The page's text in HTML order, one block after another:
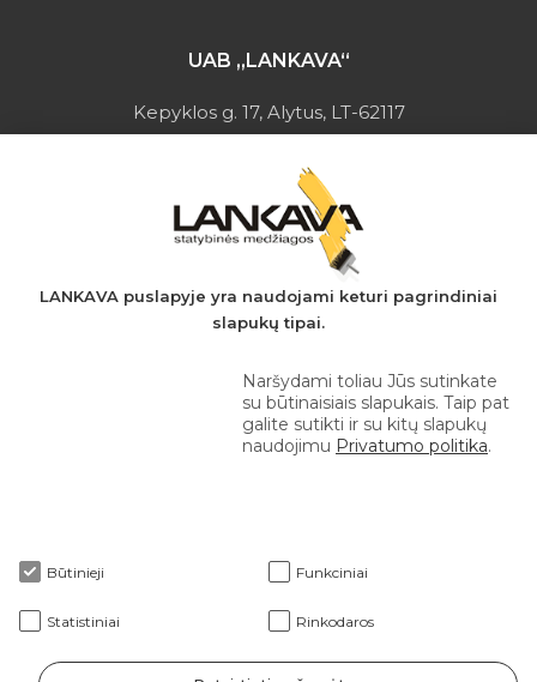
UAB „LANKAVA“
Kepyklos g. 17, Alytus, LT-62117
Įmonės kodas: 149728275
PVM mokėtojo kodas: LT497282716
A.s.: LT037044060001923651
AB SEB bankas
+370 610 42 222
Apie mus
Klientams
LANKAVA puslapyje yra naudojami keturi pagrindiniai
slapukų tipai.
Naršydami toliau Jūs sutinkate
su būtinaisiais slapukais. Taip pat
galite sutikti ir su kitų slapukų
naudojimu Privatumo politika.
Būtinieji Funkciniai
Statistiniai Rinkodaros